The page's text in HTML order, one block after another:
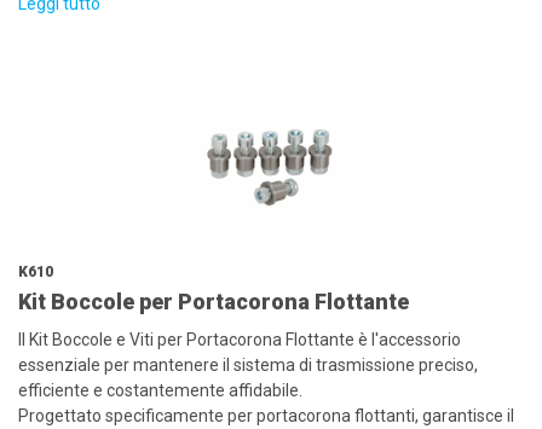
K610
Kit Boccole per Portacorona Flottante
Il Kit Boccole e Viti per Portacorona Flottante è l'accessorio
essenziale per mantenere il sistema di trasmissione preciso,
efficiente e costantemente affidabile.
Progettato specificamente per portacorona flottanti, garantisce il